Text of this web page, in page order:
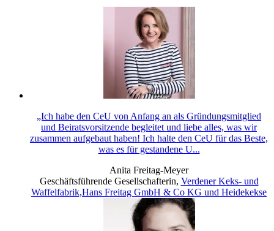
„Ich habe den CeU von Anfang an als Gründungsmitglied
und Beiratsvorsitzende begleitet und liebe alles, was wir
zusammen aufgebaut haben! Ich halte den CeU für das Beste,
was es für gestandene U...
Anita Freitag-Meyer
Geschäftsführende Gesellschafterin, Verdener Keks- und
Waffelfabrik,Hans Freitag GmbH & Co KG und Heidekekse